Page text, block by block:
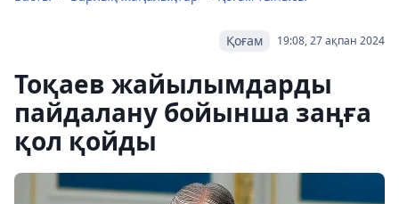
19:08, 27 ақпан 2024
Қоғам
Тоқаев жайылымдарды
пайдалану бойынша заңға
қол қойды